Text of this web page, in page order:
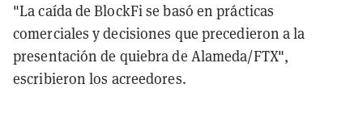
"La caída de BlockFi se basó en prácticas
comerciales y decisiones que precedieron a la
presentación de quiebra de Alameda/FTX",
escribieron los acreedores.